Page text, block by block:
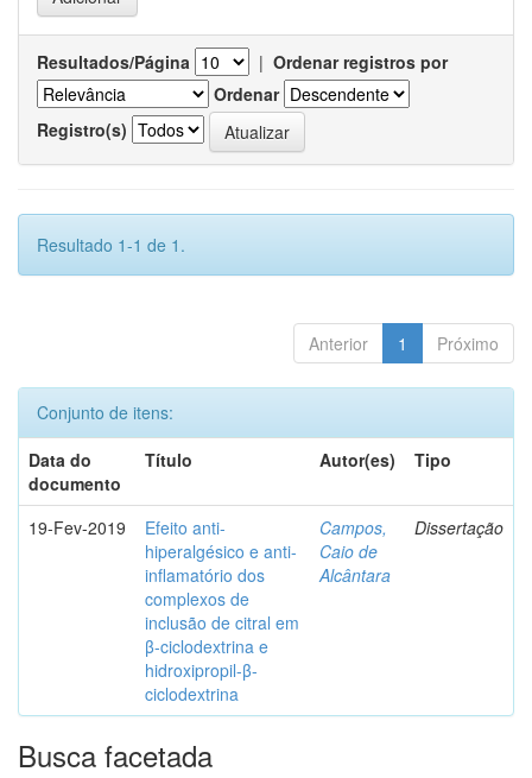
Resultados/Página | Ordenar registros por
Ordenar
Registro(s)
Resultado 1-1 de 1.
Anterior 1 Próximo
Conjunto de itens:
Data do
documento
Título Autor(es) Tipo
19-Fev-2019
Efeito anti-
hiperalgésico e anti-
inflamatório dos
complexos de
inclusão de citral em
β-ciclodextrina e
hidroxipropil-β-
ciclodextrina
Campos,
Caio de
Alcântara
Dissertação
Busca facetada